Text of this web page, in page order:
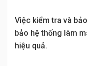
Việc kiểm tra và
bảo hệ thống làm
hiệu quả.